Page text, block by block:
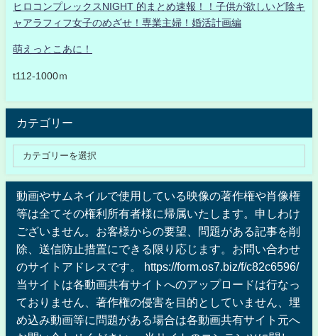
ヒロコンプレックスNIGHT 的まとめ速報！！子供が欲しいど陰キ
ャアラフィフ女子のめざせ！専業主婦！婚活計画編
萌えっとこあに！
t112-1000ｍ
カテゴリー
動画やサムネイルで使用している映像の著作権や肖像権
等は全てその権利所有者様に帰属いたします。申しわけ
ございません。お客様からの要望、問題がある記事を削
除、送信防止措置にできる限り応じます。お問い合わせ
のサイトアドレスです。 https://form.os7.biz/f/c82c6596/
当サイトは各動画共有サイトへのアップロードは行なっ
ておりません、著作権の侵害を目的としていません、埋
め込み動画等に問題がある場合は各動画共有サイト元へ